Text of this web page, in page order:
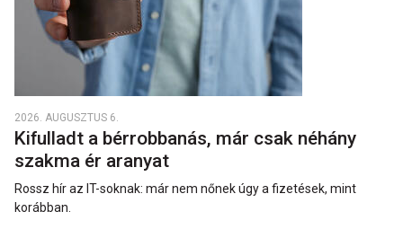
2026. AUGUSZTUS 6.
Kifulladt a bérrobbanás, már csak néhány
szakma ér aranyat
Rossz hír az IT-soknak: már nem nőnek úgy a fizetések, mint
korábban.